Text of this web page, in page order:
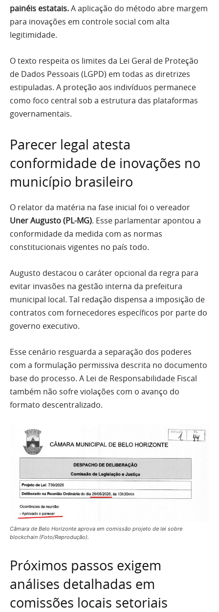
painéis estatais.A aplicação do método abre margem
para inovações em controle social com alta
legitimidade.
O texto respeita os limites da Lei Geral de Proteção
de Dados Pessoais (LGPD) em todas as diretrizes
estipuladas. A proteção aos indivíduos permanece
como foco central sob a estrutura das plataformas
governamentais.
Parecer legal atesta
conformidade de inovações no
município brasileiro
O relator da matéria na fase inicial foi o vereador
Uner Augusto (PL-MG). Esse parlamentar apontou a
conformidade da medida com as normas
constitucionais vigentes no país todo.
Augusto destacou o caráter opcional da regra para
evitar invasões na gestão interna da prefeitura
municipal local. Tal redação dispensa a imposição de
contratos com fornecedores específicos por parte do
governo executivo.
Esse cenário resguarda a separação dos poderes
com a formulação permissiva descrita no documento
base do processo. A Lei de Responsabilidade Fiscal
também não sofre violações com o avanço do
formato descentralizado.
Câmara de Belo Horizonte aprova em comissão projeto de lei sobre
blockchain (Foto/Reprodução).
Próximos passos exigem
análises detalhadas em
comissões locais setoriais